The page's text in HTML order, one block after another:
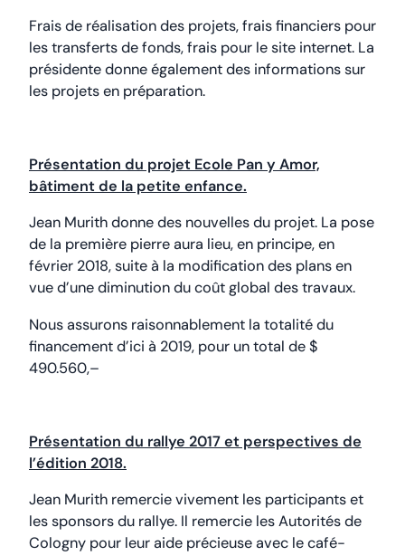
Frais de réalisation des projets, frais financiers pour
les transferts de fonds, frais pour le site internet. La
présidente donne également des informations sur
les projets en préparation.
Présentation du projet Ecole Pan y Amor,
bâtiment de la petite enfance.
Jean Murith donne des nouvelles du projet. La pose
de la première pierre aura lieu, en principe, en
février 2018, suite à la modification des plans en
vue d’une diminution du coût global des travaux.
Nous assurons raisonnablement la totalité du
financement d’ici à 2019, pour un total de $
490.560,–
Présentation du rallye 2017 et perspectives de
l’édition 2018.
Jean Murith remercie vivement les participants et
les sponsors du rallye. Il remercie les Autorités de
Cologny pour leur aide précieuse avec le café-